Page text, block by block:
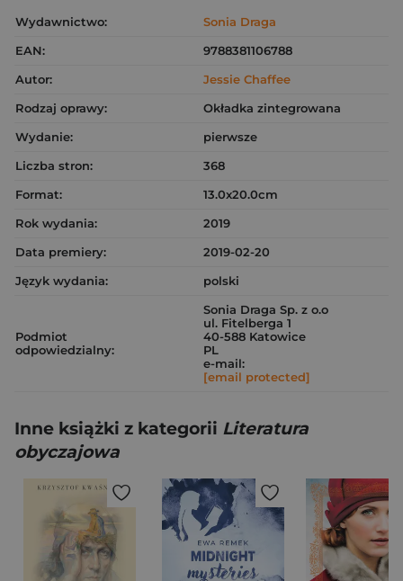
Wydawnictwo:
Sonia Draga
EAN:
9788381106788
Autor:
Jessie Chaffee
Rodzaj oprawy:
Okładka zintegrowana
Wydanie:
pierwsze
Liczba stron:
368
Format:
13.0x20.0cm
Rok wydania:
2019
Data premiery:
2019-02-20
Język wydania:
polski
Podmiot
odpowiedzialny:
Sonia Draga Sp. z o.o
ul. Fitelberga 1
40-588 Katowice
PL
e-mail:
[email protected]
Inne książki z kategorii Literatura
obyczajowa